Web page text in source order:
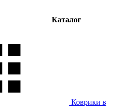
Каталог
Коврики в